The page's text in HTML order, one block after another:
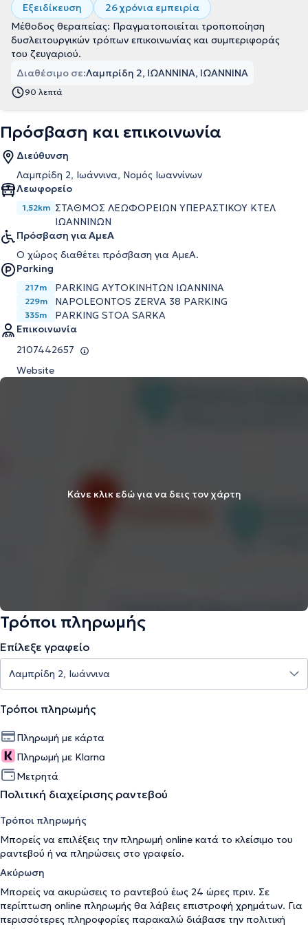
Εξειδίκευση
26 χρόνια εμπειρία
Μέθοδος θεραπείας: Πραγματοποιείται τροποποίηση
δυσλειτουργικών τρόπων επικοινωνίας και συμπεριφοράς
του ζευγαριού.
Διαθέσιμο σε:Λαμπρίδη 2, ΙΩΑΝΝΙΝΑ, ΙΩΑΝΝΙΝΑ
90 λεπτά
Πρόσβαση και επικοινωνία
Διεύθυνση
Λαμπρίδη 2, Ιωάννινα, Νομός Ιωαννίνων
Λεωφορείο
1,52km ΣΤΑΘΜΟΣ ΛΕΩΦΟΡΕΙΩΝ ΥΠΕΡΑΣΤΙΚΟΥ ΚΤΕΛ
ΙΩΑΝΝΙΝΩΝ
Πρόσβαση για ΑμεΑ
Ο χώρος διαθέτει πρόσβαση για ΑμεΑ.
Parking
217m PARKING ΑΥΤΟΚΙΝΗΤΩΝ ΙΩΑΝΝΙΝΑ
229m NAPOLEONTOS ZERVA 38 PARKING
335m
PARKING STOA SARKA
Επικοινωνία
2107442657
Website
Κάνε κλικ εδώ για να δεις τον χάρτη
Τρόποι πληρωμής
Επίλεξε γραφείο
Τρόποι πληρωμής
Πληρωμή με κάρτα
Πληρωμή με Klarna
Μετρητά
Πολιτική διαχείρισης ραντεβού
Τρόποι πληρωμής
Μπορείς να επιλέξεις την πληρωμή online κατά το κλείσιμο του
ραντεβού ή να πληρώσεις στο γραφείο.
Ακύρωση
Μπορείς να ακυρώσεις το ραντεβού έως 24 ώρες πριν. Σε
περίπτωση online πληρωμής θα λάβεις επιστροφή χρημάτων. Για
περισσότερες πληροφορίες παρακαλώ διάβασε την πολιτική